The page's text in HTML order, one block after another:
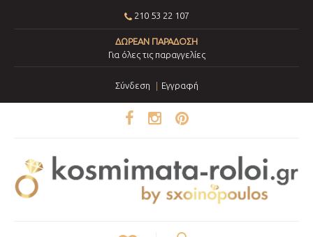
210 53 22 107
ΔΩΡΕΑΝ ΠΑΡΑΔΟΣΗ
Για όλες τις παραγγελίες
Σύνδεση Εγγραφή